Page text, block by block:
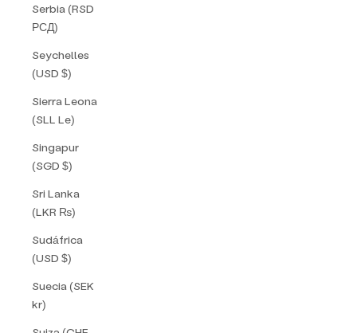
Serbia (RSD
РСД)
Seychelles
(USD $)
Sierra Leona
(SLL Le)
Singapur
(SGD $)
Sri Lanka
(LKR ₨)
Sudáfrica
(USD $)
Suecia (SEK
kr)